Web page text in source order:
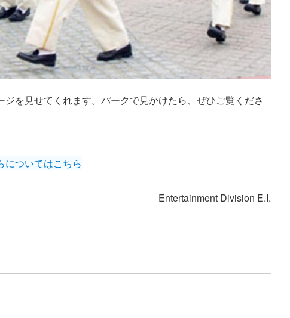
を見せてくれます。パークで見かけたら、ぜひご覧くださ
についてはこちら
Entertainment Division E.I.